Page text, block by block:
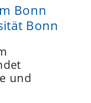
Bonn
Bonn
und